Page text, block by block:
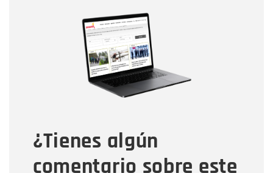
¿Tienes algún
comentario sobre este
Correo electrónico
Tipo de comentario
Mensaje